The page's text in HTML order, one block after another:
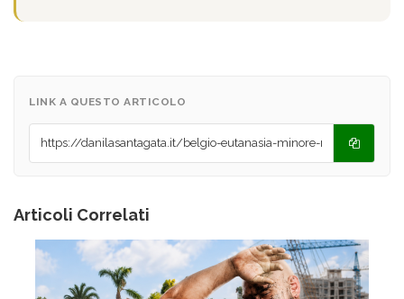
LINK A QUESTO ARTICOLO
Articoli Correlati